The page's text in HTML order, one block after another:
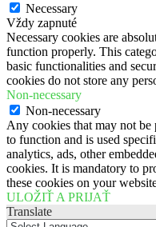
Necessary
Vždy zapnuté
Necessary cookies are
function properly. This
basic functionalities and
cookies do not store any
Non-necessary
Non-necessary
Any cookies that may not be
to function and is used
analytics, ads, other
cookies. It is mandatory to
these cookies on your
ULOŽIŤ A PRIJAŤ
Translate